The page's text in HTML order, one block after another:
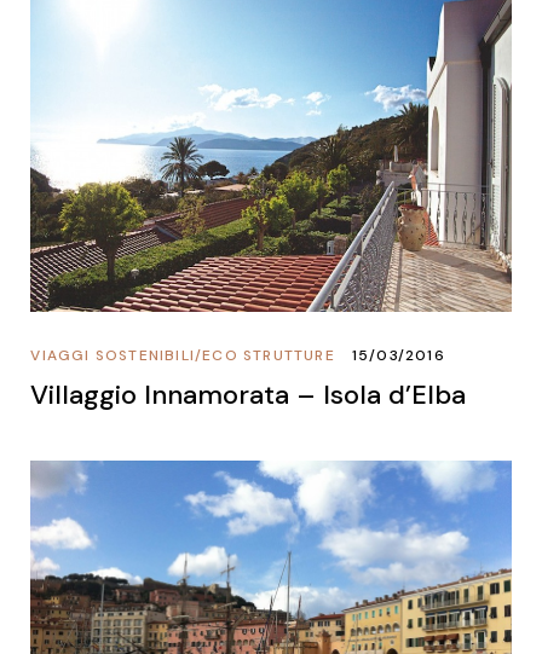
ECO STRUTTURE
/
VIAGGI SOSTENIBILI 15/03/2016
Villaggio Innamorata – Isola d’Elba